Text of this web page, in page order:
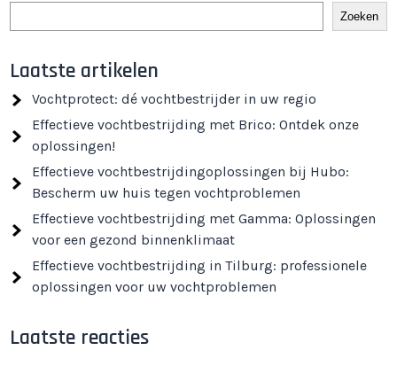
Zoeken
Laatste artikelen
Vochtprotect: dé vochtbestrijder in uw regio
Effectieve vochtbestrijding met Brico: Ontdek onze
oplossingen!
Effectieve vochtbestrijdingoplossingen bij Hubo:
Bescherm uw huis tegen vochtproblemen
Effectieve vochtbestrijding met Gamma: Oplossingen
voor een gezond binnenklimaat
Effectieve vochtbestrijding in Tilburg: professionele
oplossingen voor uw vochtproblemen
Laatste reacties